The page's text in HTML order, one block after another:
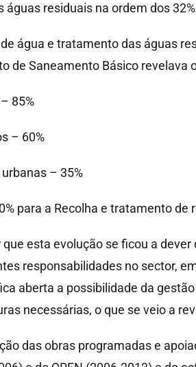
águas residuais na ordem dos
água e tratamento das águas
de Saneamento Básico
85%
– 60%
– 35%
para a Recolha e tratamento de
esta evolução se ficou a
responsabilidades no sector,
aberta a possibilidade da
necessárias, o que se veio a
das obras programadas e